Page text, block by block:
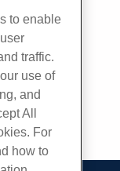
de URL
to enable
traffic.
use of
and
All
For
how to